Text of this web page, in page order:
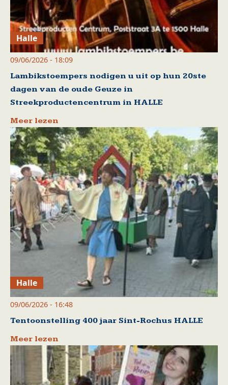
Halle
09/06/2026 - 18:09
Lambikstoempers nodigen u uit op hun 20ste
dagen van de oude Geuze in
Streekproductencentrum in HALLE
Meer lezen
Halle
09/06/2026 - 16:48
Tentoonstelling 400 jaar Sint-Rochus HALLE
Meer lezen